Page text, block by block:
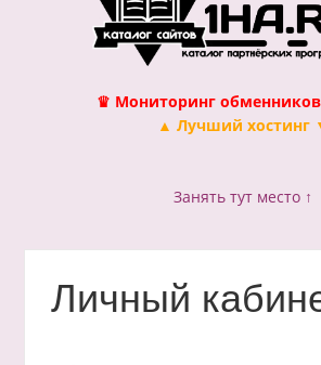
♛ Мониторинг
▲ Лучший хостинг
Занять тут место ↑
Личный